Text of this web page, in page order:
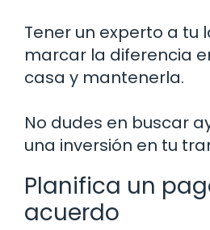
Tener un experto a tu
marcar la diferencia
casa y mantenerla.
No dudes en buscar
una inversión en tu
Planifica un
acuerdo